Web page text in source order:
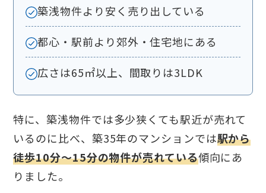
千葉県船橋市
1,500万円 70㎡
3,600万円
神奈川県相模原市
1,500万円 70㎡
岡山県岡山市
740万円 65㎡
大分県大分市
750万円 50㎡
横スクロール
できます
築浅物件より安く売り出している
都心・駅前より郊外・住宅地にある
広さは65㎡以上、間取りは3LDK
特に、築浅物件では多少狭くても駅近が売れて
いるのに比べ、築35年のマンションでは駅から
徒歩10分～15分の物件が売れている傾向にあ
りました。